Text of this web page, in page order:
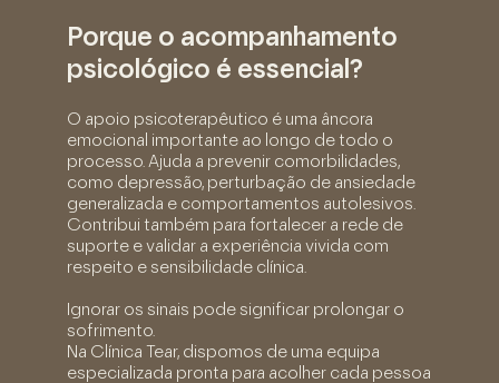
Porque o acompanhamento
psicológico é essencial?
O apoio psicoterapêutico é uma âncora
emocional importante ao longo de todo o
processo. Ajuda a prevenir comorbilidades,
como depressão, perturbação de ansiedade
generalizada e comportamentos autolesivos.
Contribui também para fortalecer a rede de
suporte e validar a experiência vivida com
respeito e sensibilidade clínica.
Ignorar os sinais pode significar prolongar o
sofrimento.
Na Clínica Tear, dispomos de uma equipa
especializada pronta para acolher cada pessoa